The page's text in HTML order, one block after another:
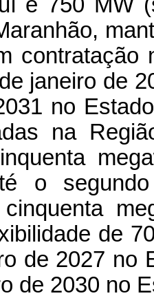
contratação
janeiro de
no
na
o
de
de 2027 no
de 2030 no